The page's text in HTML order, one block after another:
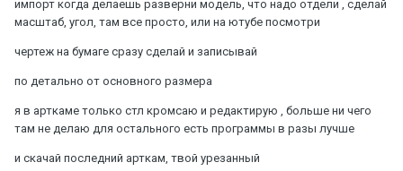
импорт когда делаешь разверни модель, что надо отдели , сделай
масштаб, угол, там все просто, или на ютубе посмотри
чертеж на бумаге сразу сделай и записывай
по детально от основного размера
я в арткаме только стл кромсаю и редактирую , больше ни чего
там не делаю для остального есть программы в разы лучше
и скачай последний арткам, твой урезанный